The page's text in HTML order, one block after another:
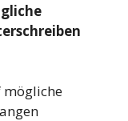
mögliche